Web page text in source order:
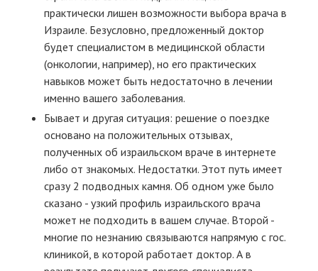
практически лишен возможности выбора врача в
Израиле. Безусловно, предложенный доктор
будет специалистом в медицинской области
(онкологии, например), но его практических
навыков может быть недостаточно в лечении
именно вашего заболевания.
Бывает и другая ситуация: решение о поездке
основано на положительных отзывах,
полученных об израильском враче в интернете
либо от знакомых. Недостатки. Этот путь имеет
сразу 2 подводных камня. Об одном уже было
сказано - узкий профиль израильского врача
может не подходить в вашем случае. Второй -
многие по незнанию связываются напрямую с гос.
клиникой, в которой работает доктор. А в